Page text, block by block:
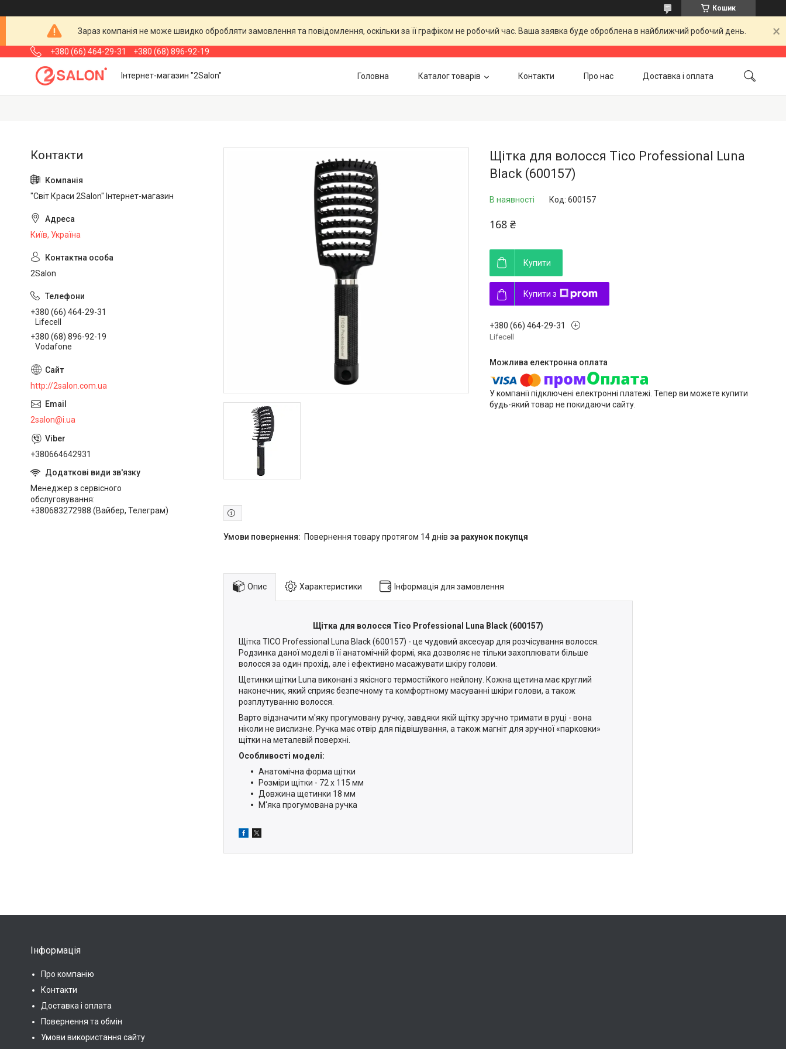
Кошик
Зараз компанія не може швидко обробляти замовлення та повідомлення, оскільки за її графіком не робочий час. Ваша заявка буде оброблена в найближчий робочий день.
+380 (66) 464-29-31 +380 (68) 896-92-19
Інтернет-магазин "2Salon" Головна Каталог товарів Контакти Про нас Доставка і оплата
Щітка для волосся Tico Professional Luna
Black (600157)
В наявності Код: 600157
168 ₴
Купити
Купити з
+380 (66) 464-29-31
Lifecell
У компанії підключені електронні платежі. Тепер ви можете купити
будь-який товар не покидаючи сайту.
повернення товару протягом 14 днів за рахунок покупця
Опис Характеристики Інформація для замовлення
Щітка для волосся Tico Professional Luna Black (600157)
Щітка TICO Professional Luna Black (600157) - це чудовий аксесуар для розчісування волосся.
Родзинка даної моделі в її анатомічній формі, яка дозволяє не тільки захоплювати більше
волосся за один прохід, але і ефективно масажувати шкіру голови.
Щетинки щітки Luna виконані з якісного термостійкого нейлону. Кожна щетина має круглий
наконечник, який сприяє безпечному та комфортному масуванні шкіри голови, а також
розплутуванню волосся.
Варто відзначити м'яку прогумовану ручку, завдяки якій щітку зручно тримати в руці - вона
ніколи не вислизне. Ручка має отвір для підвішування, а також магніт для зручної «парковки»
щітки на металевій поверхні.
Особливості моделі:
Анатомічна форма щітки
Розміри щітки - 72 x 115 мм
Довжина щетинки 18 мм
М'яка прогумована ручка
"Світ Краси 2Salon" Інтернет-магазин
Київ, Україна
2Salon
+380 (66) 464-29-31
Lifecell
+380 (68) 896-92-19
Vodafone
http://2salon.com.ua
2salon@i.ua
+380664642931
Менеджер з сервісного
обслуговування
+380683272988 (Вайбер, Телеграм)
Інформація
Про компанію
Контакти
Доставка і оплата
Повернення та обмін
Умови використання сайту